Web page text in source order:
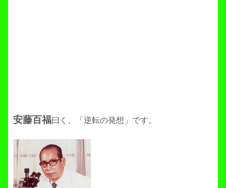
安藤百福曰く、「逆転の発想」です。